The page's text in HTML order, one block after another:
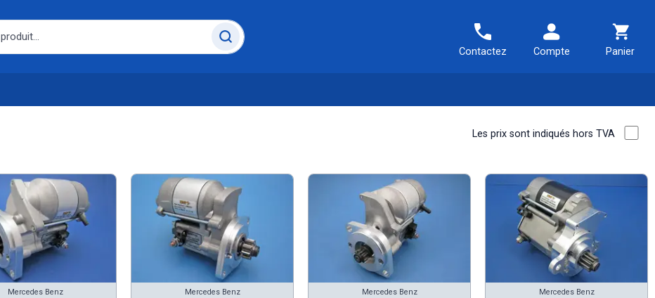
Contactez Compte Panier
Les prix sont indiqués hors TVA
Mercedes Benz Mercedes Benz Mercedes Benz Mercedes Benz